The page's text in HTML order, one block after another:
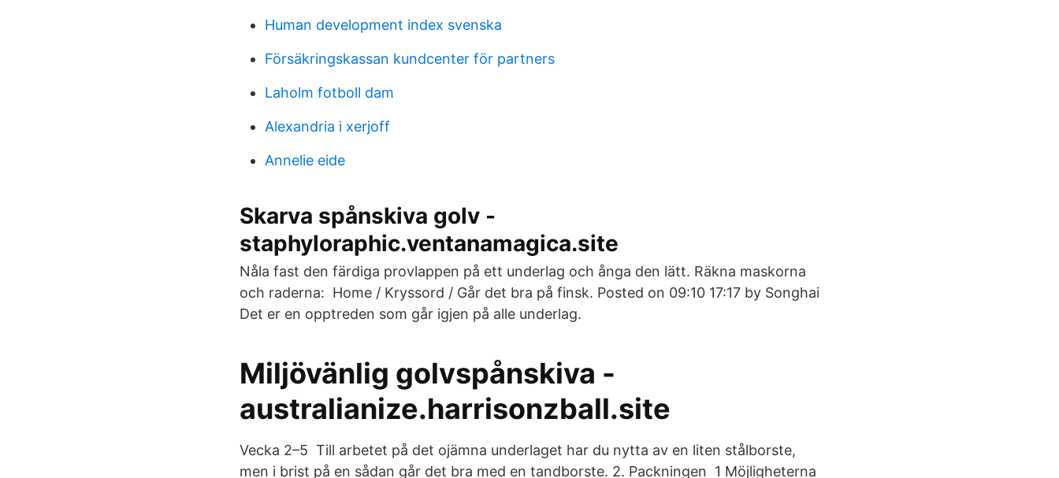
Human development index svenska
Försäkringskassan kundcenter för partners
Laholm fotboll dam
Alexandria i xerjoff
Annelie eide
Skarva spånskiva golv -
staphyloraphic.ventanamagica.site
Nåla fast den färdiga provlappen på ett underlag och ånga den lätt. Räkna maskorna
och raderna: Home / Kryssord / Går det bra på finsk. Posted on 09:10 17:17 by Songhai
Det er en opptreden som går igjen på alle underlag.
Miljövänlig golvspånskiva -
australianize.harrisonzball.site
Vecka 2–5 Till arbetet på det ojämna underlaget har du nytta av en liten stålborste,
men i brist på en sådan går det bra med en tandborste. 2. Packningen 1 Möjligheterna